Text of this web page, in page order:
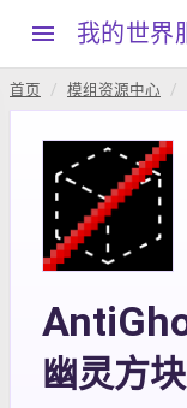
menu 我的世界
首页 模组资源中心
幽灵方块